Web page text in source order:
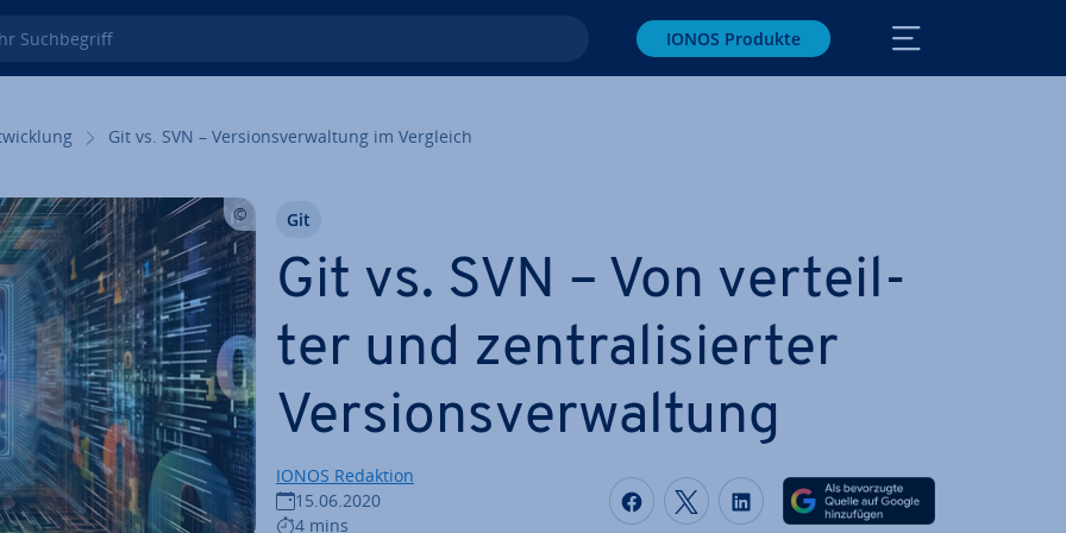
Such­be­griff IONOS Produkte
Git vs. SVN – Ver­si­ons­ver­wal­tung im Vergleich
Git vs. SVN – Von ver­teil­
ter und zen­tra­li­sier­ter
Ver­si­ons­ver­wal­tung
IONOS Redaktion
15.06.2020
4 mins
Auf Facebook teilen
Auf Twitter teilen
Auf LinkedIn teilen
Git